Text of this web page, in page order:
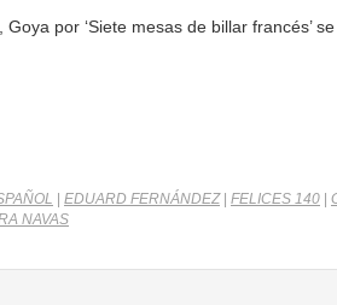
por ‘Siete mesas de billar francés’
EDUARD FERNÁNDEZ| FELICES 140
NAVAS